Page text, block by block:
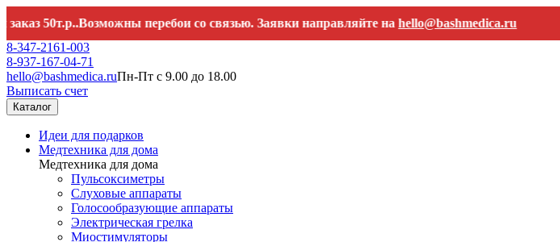
перебои со связью. Заявки направляйте наhello@bashmedica.ru
8-347-2161-003
8-937-167-04-71
hello@bashmedica.ruПн-Пт с 9.00 до 18.00
Выписать счет
Каталог
Идеи для подарков
Медтехника для дома
Медтехника для дома
Пульсоксиметры
Слуховые аппараты
Голосообразующие аппараты
Электрическая грелка
Миостимуляторы